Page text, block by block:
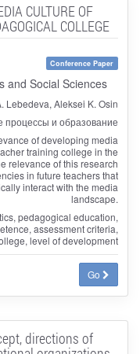
CULTURE OF
COLLEGE
Conference Paper
and Social Sciences
Lebedeva, Aleksei K. Osin
и образование
of developing media
training college in the
relevance of this research
in future teachers that
interact with the media
landscape.
pedagogical education,
assessment criteria,
level of development
Go
directions of